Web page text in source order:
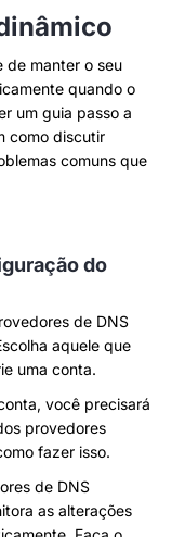
de manter o seu
quando o
um guia passo a
como discutir
comuns que
do
de DNS
aquele que
uma conta.
você precisará
provedores
fazer isso.
de DNS
as alterações